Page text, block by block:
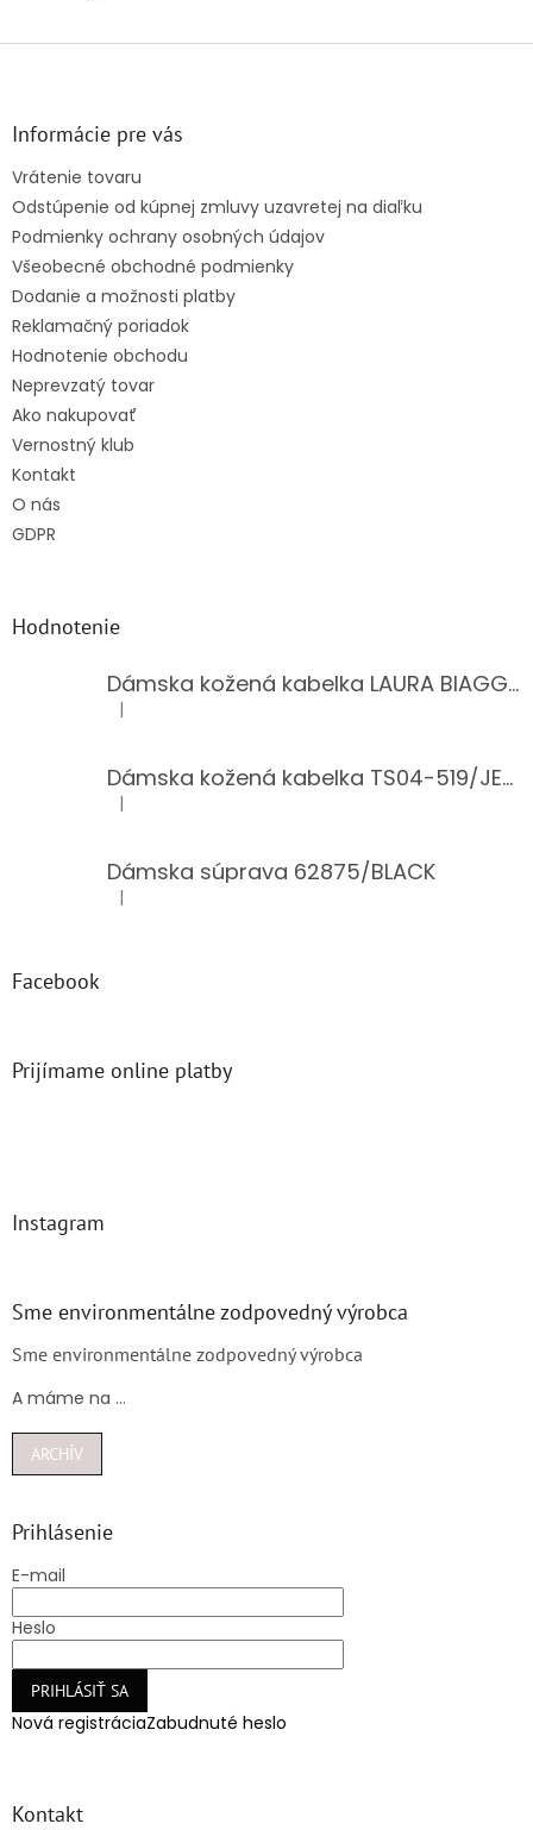
Z
Informácie pre vás
Vrátenie tovaru
Odstúpenie od kúpnej zmluvy uzavretej na diaľku
Podmienky ochrany osobných údajov
Všeobecné obchodné podmienky
Dodanie a možnosti platby
Reklamačný poriadok
Hodnotenie obchodu
Neprevzatý tovar
Ako nakupovať
Vernostný klub
Kontakt
O nás
GDPR
Hodnotenie
Dámska kožená kabelka LAURA BIAGGI 944-PINK
Hodnotenie produktu je 5 z 5 hviezdičiek.
|
Dámska kožená kabelka TS04-519/JEANS BLUE
Hodnotenie produktu je 5 z 5 hviezdičiek.
|
Dámska súprava 62875/BLACK
Hodnotenie produktu je 5 z 5 hviezdičiek.
|
Facebook
Prijímame online platby
Instagram
Sme environmentálne zodpovedný výrobca
Sme environmentálne zodpovedný výrobca
A máme na ...
ARCHÍV
Prihlásenie
E-mail
Heslo
PRIHLÁSIŤ SA
Nová registráciaZabudnuté heslo
Kontakt